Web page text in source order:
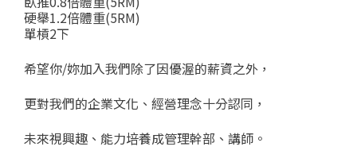
硬舉1.2倍體重(5RM)
單槓2下
希望你/妳加入我們除了因優渥的薪資之外，
更對我們的企業文化、經營理念十分認同，
未來視興趣、能力培養成管理幹部、講師。